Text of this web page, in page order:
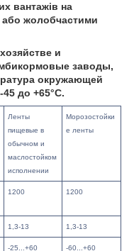
вантажів на
або жолобчастими
и
заводы,
окружающей
45 до +65°С.
Ленты
пищевые в
обычном и
маслостойком
исполнении
Морозостойки
е ленты
1200 1200
1,3-13 1,3-13
-25...+60 -60...+60